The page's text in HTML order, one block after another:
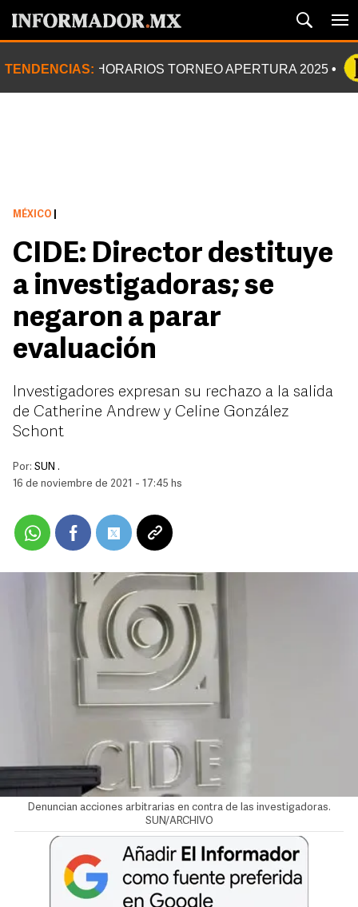
TENDENCIAS: HORARIOS TORNEO APERTURA 2025
MÉXICO
CIDE: Director destituye
a investigadoras; se
negaron a parar
evaluación
Investigadores expresan su rechazo a la salida
de Catherine Andrew y Celine González
Schont
Por: SUN .
16 de noviembre de 2021 - 17:45 hs
Denuncian acciones arbitrarias en contra de las investigadoras.
SUN/ARCHIVO